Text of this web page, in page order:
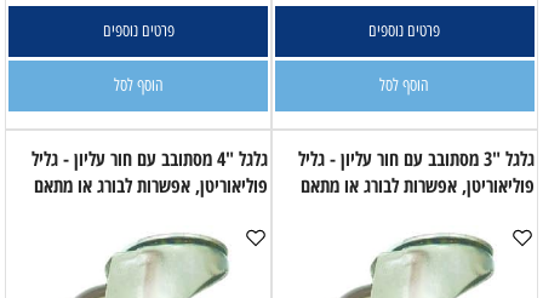
פרטים נוספים
הוסף לסל
פרטים נוספים
הוסף לסל
גלגל "3 מסתובב עם חור עליון - גליל
פוליאוריטן, אפשרות לבורג או מתאם
גלגל "4 מסתובב עם חור עליון - גליל
פוליאוריטן, אפשרות לבורג או מתאם